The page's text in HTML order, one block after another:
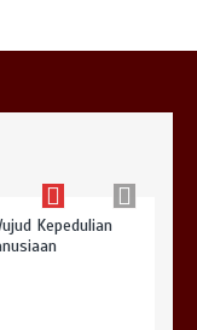
Menjadi Tuan
Kepedulian